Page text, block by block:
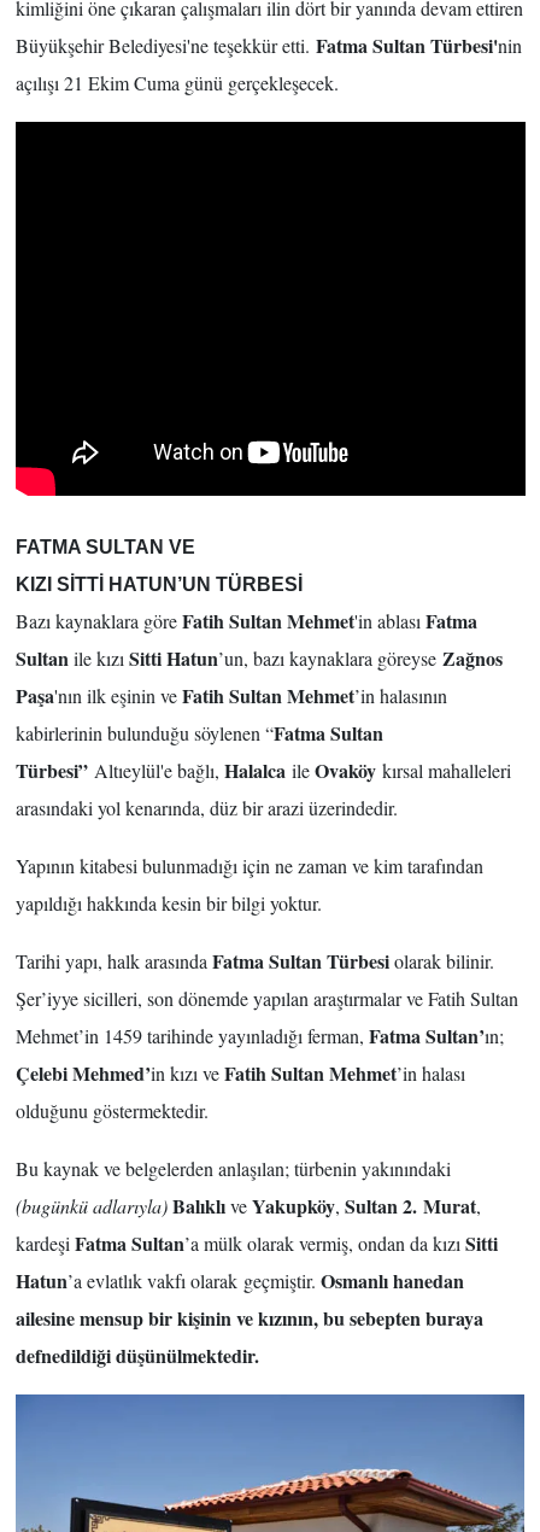
kimliğini öne çıkaran çalışmaları ilin dört bir yanında devam ettiren
Büyükşehir Belediyesi'ne teşekkür etti. Fatma Sultan Türbesi'nin
açılışı 21 Ekim Cuma günü gerçekleşecek.
FATMA SULTAN VE
KIZI SİTTİ HATUN’UN TÜRBESİ
Bazı kaynaklara göreFatih Sultan Mehmet'in ablasıFatma
Sultanile kızıSitti Hatun’un, bazı kaynaklara göreyse Zağnos
Paşa'nın ilk eşinin veFatih Sultan Mehmet’in halasının
kabirlerinin bulunduğu söylenen “Fatma Sultan
Türbesi” Altıeylül'e bağlı, HalalcaileOvaköykırsal mahalleleri
arasındaki yol kenarında, düz bir arazi üzerindedir.
Yapının kitabesi bulunmadığı için ne zaman ve kim tarafından
yapıldığı hakkında kesin bir bilgi yoktur.
Tarihi yapı, halk arasındaFatma Sultan Türbesiolarak bilinir.
Şer’iyye sicilleri, son dönemde yapılan araştırmalar ve Fatih Sultan
Mehmet’in 1459 tarihinde yayınladığı ferman, Fatma Sultan’ın;
Çelebi Mehmed’in kızı veFatih Sultan Mehmet’in halası
olduğunu göstermektedir.
Bu kaynak ve belgelerden anlaşılan; türbenin yakınındaki
(bugünkü adlarıyla) BalıklıveYakupköy, Sultan 2. Murat,
kardeşiFatma Sultan’a mülk olarak vermiş, ondan da kızıSitti
Hatun’a evlatlık vakfı olarak geçmiştir. Osmanlı hanedan
ailesine mensup bir kişinin ve kızının, bu sebepten buraya
defnedildiği düşünülmektedir.